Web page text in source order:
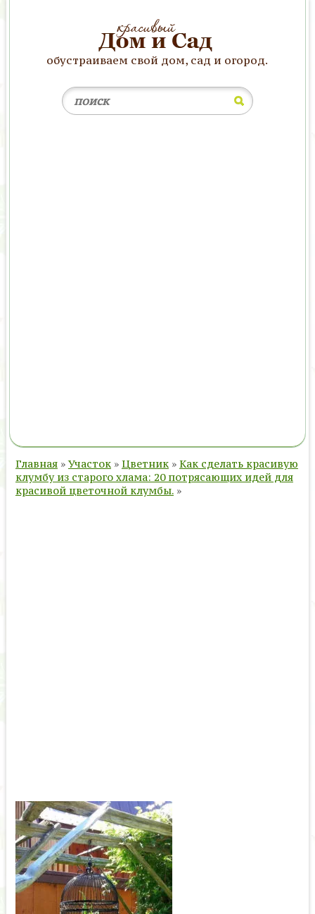
обустраиваем свой дом, сад и огород.
Главная »Участок » Цветник » Как сделать красивую
клумбу из старого хлама: 20 потрясающих идей для
красивой цветочной клумбы. »